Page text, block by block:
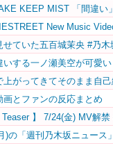
KEEP MIST 「間違い
New Music
ていた五百城茉央 #乃木
する一ノ瀬美空が可愛
上がってきてそのまま自
とファンの反応まとめ
】 7/24(金) MV解
)の「週刊乃木坂ニュー